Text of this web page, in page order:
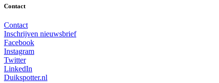
Contact
Contact
Inschrijven nieuwsbrief
Facebook
Instagram
Twitter
LinkedIn
Duikspotter.nl